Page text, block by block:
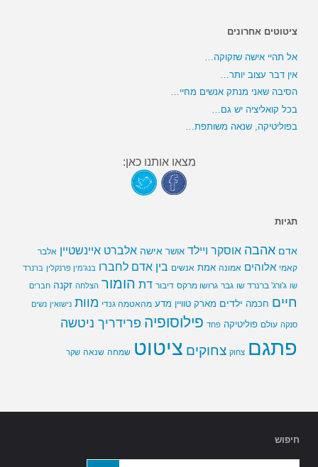
ציטוטים אחרונים
אל תהיי אישה שזקוקה…
אין דבר עצוב יותר…
הסיבה שאני מנתק אנשים מחיי…
בכל קואליציה יש גם…
בפוליטיקה, שנאה משותפת…
מצאו אותנו כאן:
תגיות
אדם אהבה אוסקר ויילד אושר אישה אלברט איינשטיין אלבר
קאמי אלוהים אמונה אמת אנשים בין אדם לחברו בנג'מין פרנקלין ברנרד
שו ג'ורג' ברנרד שו גבר גרושו מרקס דיבור דת הומור הצלחה זקנה חברים
חיים חכמה ילדים מארק טוויין מדע מהאטמה גנדי מוות נישואין נשים
סנקה עולם פוליטיקה פחד פילוסופיה פרידריך ניטשה
פתגם צחוק צחוקים ציטוט שמחה שנאה שקר
חיפוש